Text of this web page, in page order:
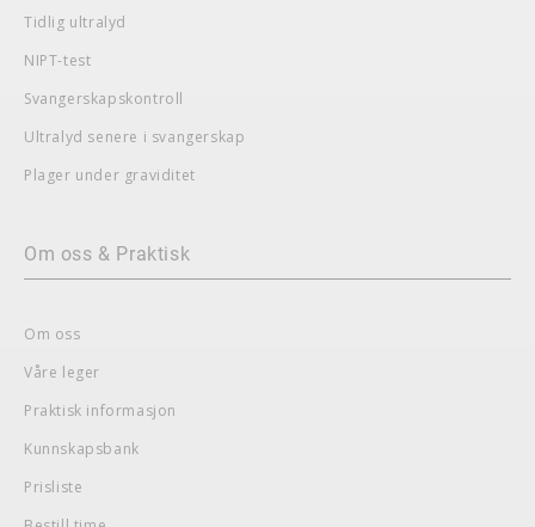
Tidlig ultralyd
NIPT-test
Svangerskapskontroll
Ultralyd senere i svangerskap
Plager under graviditet
Om oss & Praktisk
Om oss
Våre leger
Praktisk informasjon
Kunnskapsbank
Prisliste